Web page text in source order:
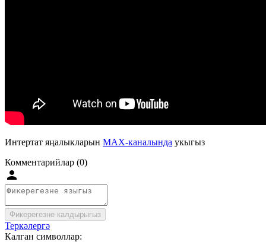
Интертат яңалыкларын MAX-каналында укыгыз
Комментарийлар (0)
Фикерегезне калдырыгыз
Теркәлергә
Калган символлар: